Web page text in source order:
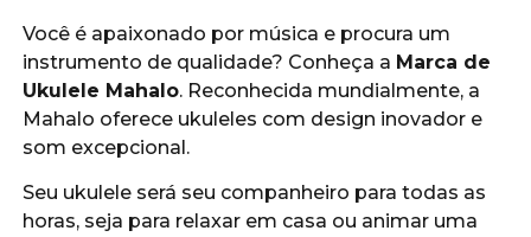
Você é apaixonado por música e procura um
instrumento de qualidade? Conheça a Marca de
Ukulele Mahalo. Reconhecida mundialmente, a
Mahalo oferece ukuleles com design inovador e
som excepcional.
Seu ukulele será seu companheiro para todas as
horas, seja para relaxar em casa ou animar uma